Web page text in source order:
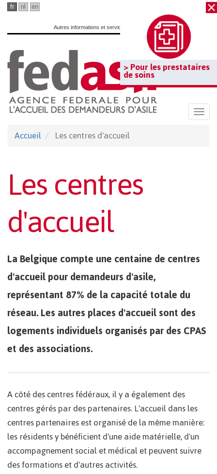
Passer
contenu
principal
> Pour les prestataires
de soins
fr nl en
Autres informations et services officiels :www.belgium.be
Accueil Les centres d'accueil
Les centres
d'accueil
La Belgique compte une centaine de centres
d'accueil pour demandeurs d'asile,
représentant 87% de la capacité totale du
réseau. Les autres places d'accueil sont des
logements individuels organisés par des CPAS
et des associations.
A côté des centres fédéraux, il y a également des
centres gérés par des partenaires. L'accueil dans les
centres partenaires est organisé de la même manière:
les résidents y bénéficient d'une aide matérielle, d'un
accompagnement social et médical et peuvent suivre
des formations et d'autres activités.